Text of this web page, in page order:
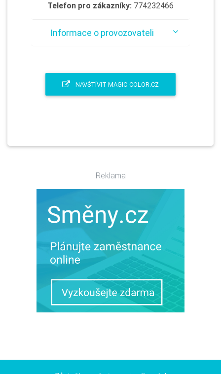
Telefon pro zákazníky: 774232466
Informace o provozovateli
NAVŠTÍVIT MAGIC-COLOR.CZ
Reklama